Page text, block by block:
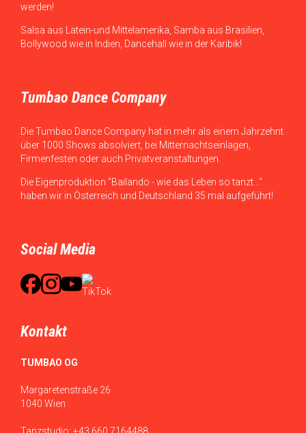
werden!
Salsa aus Latein-und Mittelamerika, Samba aus Brasilien,
Bollywood wie in Indien, Dancehall wie in der Karibik!
Tumbao Dance Company
Die Tumbao Dance Company hat in mehr als einem Jahrzehnt
über 1000 Shows absolviert, bei Mitternachtseinlagen,
Firmenfesten oder auch Privatveranstaltungen.
Die Eigenproduktion "Bailando - wie das Leben so tanzt..."
haben wir in Österreich und Deutschland 35 mal aufgeführt!
Social Media
Kontakt
TUMBAO OG
Margaretenstraße 26
1040 Wien